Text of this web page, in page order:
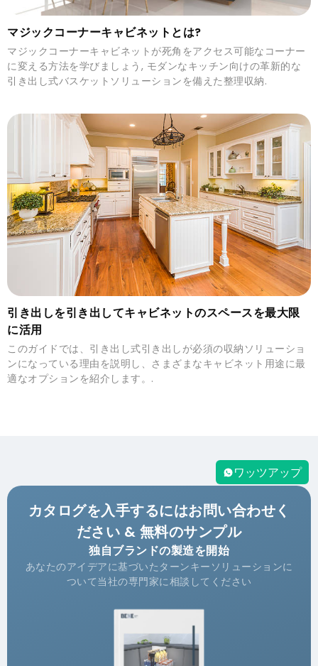
マジックコーナーキャビネットとは?
マジックコーナーキャビネットが死角をアクセス可能なコーナー
に変える方法を学びましょう, モダンなキッチン向けの革新的な
引き出し式バスケットソリューションを備えた整理収納.
引き出しを引き出してキャビネットのスペースを最大限
に活用
このガイドでは、引き出し式引き出しが必須の収納ソリューショ
ンになっている理由を説明し、さまざまなキャビネット用途に最
適なオプションを紹介します。.
カタログを入手するにはお問い合わせく
ださい & 無料のサンプル
独自ブランドの製造を開始
あなたのアイデアに基づいたターンキーソリューションに
ついて当社の専門家に相談してください
ワッツアップ